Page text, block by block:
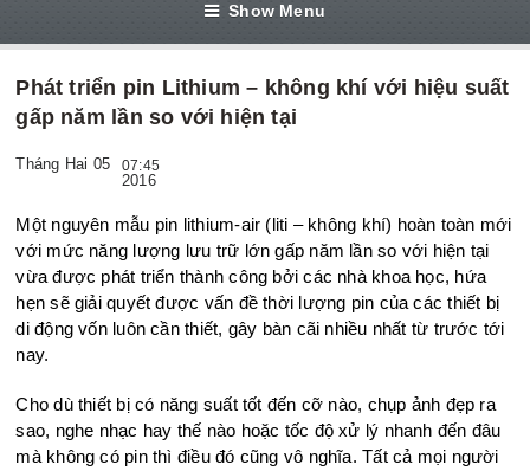
Show Menu
Phát triển pin Lithium – không khí với hiệu suất
gấp năm lần so với hiện tại
Tháng Hai 05 07:45
2016
Một nguyên mẫu pin lithium-air (liti – không khí) hoàn toàn mới
với mức năng lượng lưu trữ lớn gấp năm lần so với hiện tại
vừa được phát triển thành công bởi các nhà khoa học, hứa
hẹn sẽ giải quyết được vấn đề thời lượng pin của các thiết bị
di động vốn luôn cần thiết, gây bàn cãi nhiều nhất từ trước tới
nay.
Cho dù thiết bị có năng suất tốt đến cỡ nào, chụp ảnh đẹp ra
sao, nghe nhạc hay thế nào hoặc tốc độ xử lý nhanh đến đâu
mà không có pin thì điều đó cũng vô nghĩa. Tất cả mọi người